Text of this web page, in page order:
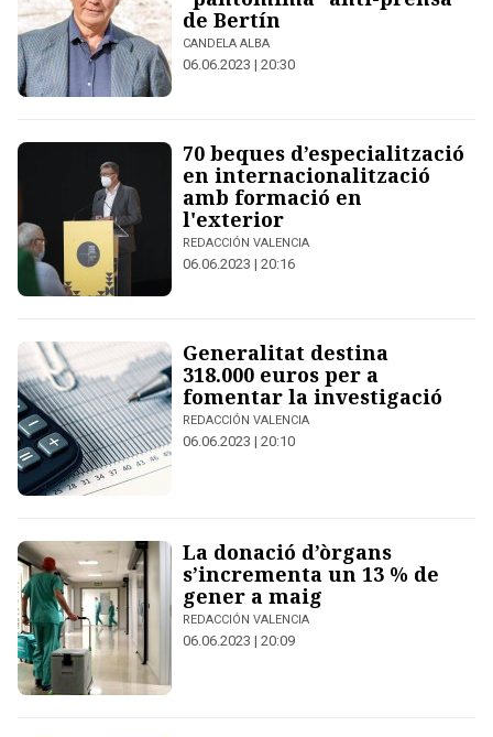
de Bertín
CANDELA ALBA
06.06.2023 | 20:30
70 beques d’especialització
en internacionalització
amb formació en
l'exterior
REDACCIÓN VALENCIA
06.06.2023 | 20:16
Generalitat destina
318.000 euros per a
fomentar la investigació
REDACCIÓN VALENCIA
06.06.2023 | 20:10
La donació d’òrgans
s’incrementa un 13 % de
gener a maig
REDACCIÓN VALENCIA
06.06.2023 | 20:09